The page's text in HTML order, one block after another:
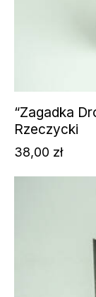
“Zagadka
Rzeczycki
38,00 zł